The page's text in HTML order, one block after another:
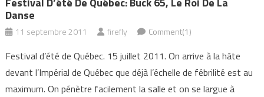
Danse
11 septembre 2011 firefly Comment(1)
Festival d’été de Québec. 15 juillet 2011. On arrive à la hâte
devant l’Impérial de Québec que déjà l’échelle de fébrilité est au
maximum. On pénètre facilement la salle et on se largue à